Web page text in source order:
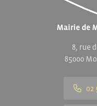
Mairie de
8, rue
85000
02